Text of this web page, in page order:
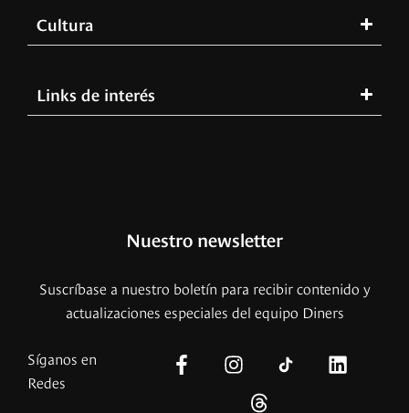
Cultura
Links de interés
Nuestro newsletter
Suscríbase a nuestro boletín para recibir contenido y
actualizaciones especiales del equipo Diners
Síganos en
Redes